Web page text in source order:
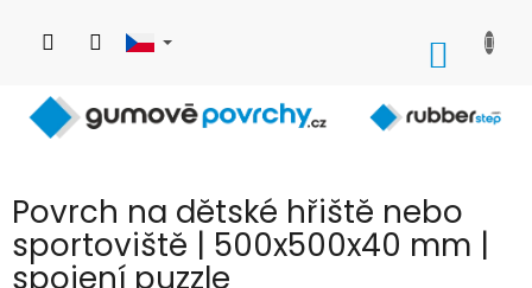
obsah
Povrch na dětské hřiště nebo
sportoviště | 500x500x40 mm |
spojení puzzle